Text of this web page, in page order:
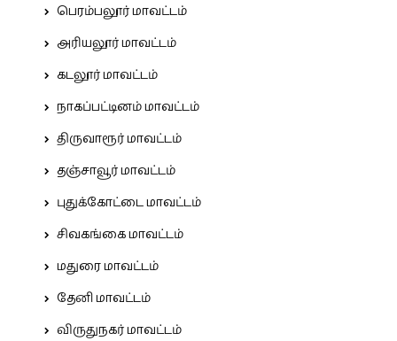
பெரம்பலூர் மாவட்டம்
அரியலூர் மாவட்டம்
கடலூர் மாவட்டம்
நாகப்பட்டினம் மாவட்டம்
திருவாரூர் மாவட்டம்
தஞ்சாவூர் மாவட்டம்
புதுக்கோட்டை மாவட்டம்
சிவகங்கை மாவட்டம்
மதுரை மாவட்டம்
தேனி மாவட்டம்
விருதுநகர் மாவட்டம்